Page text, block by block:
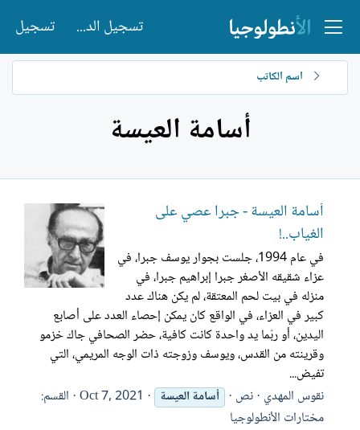
تسجيل الدخول تسجيل
اسم الكاتب
أسامة العيسة
أسامة العيسة - جبرا عصي على
الغياب..!
في عام 1994، جلست بجوار يوسف جبرا، في
عزاء شقيقه الأصغر جبرا إبراهيم جبرا، في
منزله في بيت لحم المعتقة، لم يكن هناك عدد
كبير في العزاء، في الواقع كان يمكن إحصاء العدد على أصابع
اليدين، أو ربّما يد واحدة كانت كافية، حضر الصحافي جاك خزمو
وقرينته من القدس، ويوسف وزوجته ذات الوجه المريمي، التي
تفيض...
نقوس المهدي نص أسامةالعيسة Oct 7, 2021 القسم:
مختارات الأنطولوجيا